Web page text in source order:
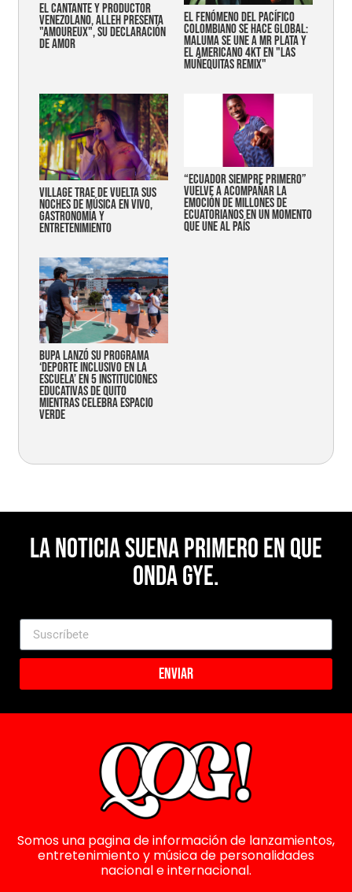
EL CANTANTE Y PRODUCTOR
VENEZOLANO, ALLEH PRESENTA
"AMOUREUX", SU DECLARACIÓN
DE AMOR
EL FENÓMENO DEL PACÍFICO
COLOMBIANO SE HACE GLOBAL:
MALUMA SE UNE A MR PLATA Y
EL AMERICANO 4KT EN "LAS
MUÑEQUITAS REMIX"
Village trae de vuelta sus
noches de música en vivo,
gastronomía y
entretenimiento
“Ecuador siempre primero”
vuelve a acompañar la
emoción de millones de
ecuatorianos en un momento
que une al país
Bupa lanzó su programa
‘Deporte Inclusivo en la
Escuela’ en 5 instituciones
educativas de Quito
mientras celebra espacio
verde
La noticia suena primero en Que
Onda Gye.
Enviar
Somos una pagina de información de lanzamientos,
entretenimiento y música de personalidades
nacional e internacional.